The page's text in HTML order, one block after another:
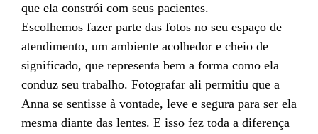
que ela constrói com seus pacientes.
Escolhemos fazer parte das fotos no seu espaço de
atendimento, um ambiente acolhedor e cheio de
significado, que representa bem a forma como ela
conduz seu trabalho. Fotografar ali permitiu que a
Anna se sentisse à vontade, leve e segura para ser ela
mesma diante das lentes. E isso fez toda a diferença